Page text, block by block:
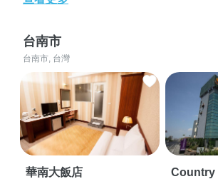
台南市
台南市, 台灣
華南大飯店 Country